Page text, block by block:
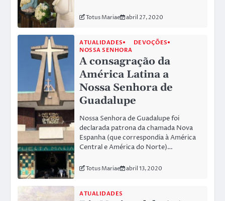
Totus Mariae abril 27, 2020
ATUALIDADES
DEVOÇÕES
NOSSA SENHORA
A consagração da
América Latina a
Nossa Senhora de
Guadalupe
Nossa Senhora de Guadalupe foi
declarada patrona da chamada Nova
Espanha (que correspondia à América
Central e América do Norte)…
Totus Mariae abril 13, 2020
ATUALIDADES